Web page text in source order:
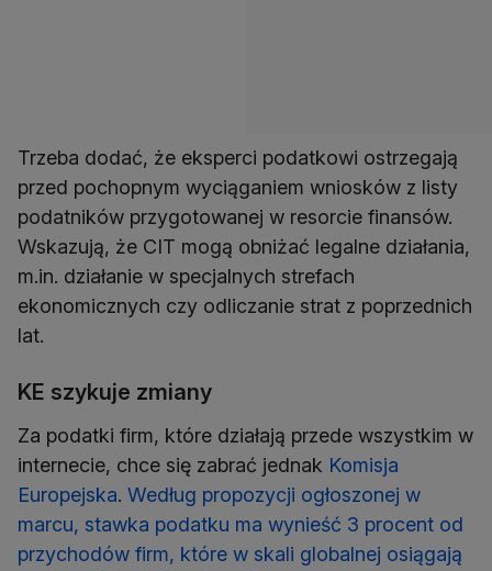
Trzeba dodać, że eksperci podatkowi ostrzegają
przed pochopnym wyciąganiem wniosków z listy
podatników przygotowanej w resorcie finansów.
Wskazują, że CIT mogą obniżać legalne działania,
m.in. działanie w specjalnych strefach
ekonomicznych czy odliczanie strat z poprzednich
lat.
KE szykuje zmiany
Za podatki firm, które działają przede wszystkim w
internecie, chce się zabrać jednak Komisja
Europejska. Według propozycji ogłoszonej w
marcu, stawka podatku ma wynieść 3 procent od
przychodów firm, które w skali globalnej osiągają